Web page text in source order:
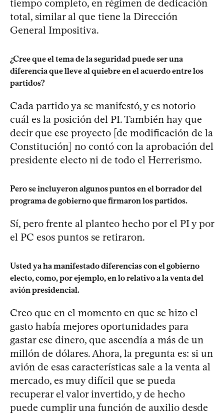
tiempo completo, en régimen de dedicación
total, similar al que tiene la Dirección
General Impositiva.
¿Cree que el tema de la seguridad puede ser una
diferencia que lleve al quiebre en el acuerdo entre los
partidos?
Cada partido ya se manifestó, y es notorio
cuál es la posición del PI. También hay que
decir que ese proyecto [de modificación de la
Constitución] no contó con la aprobación del
presidente electo ni de todo el Herrerismo.
Pero se incluyeron algunos puntos en el borrador del
programa de gobierno que firmaron los partidos.
Sí, pero frente al planteo hecho por el PI y por
el PC esos puntos se retiraron.
Usted ya ha manifestado diferencias con el gobierno
electo, como, por ejemplo, en lo relativo a la venta del
avión presidencial.
Creo que en el momento en que se hizo el
gasto había mejores oportunidades para
gastar ese dinero, que ascendía a más de un
millón de dólares. Ahora, la pregunta es: si un
avión de esas características sale a la venta al
mercado, es muy difícil que se pueda
recuperar el valor invertido, y de hecho
puede cumplir una función de auxilio desde